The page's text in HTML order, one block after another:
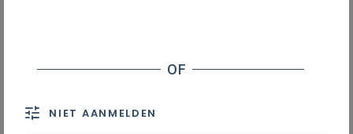
Aarzel niet ons te contacteren. We
Zoek je de contactgegevens van de
NIET AANMELDEN